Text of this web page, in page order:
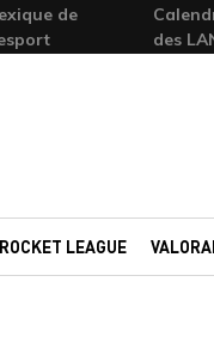
de
des
ROCKET LEAGUE